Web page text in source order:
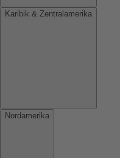
Karibik & Zentralamerika
Nordamerika